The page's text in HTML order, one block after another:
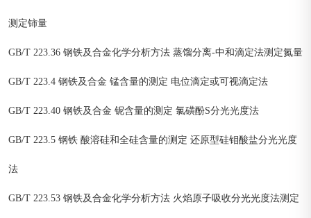
测定铈量
GB/T 223.36 钢铁及合金化学分析方法 蒸馏分离-中和滴定法测定氮量
GB/T 223.4 钢铁及合金 锰含量的测定 电位滴定或可视滴定法
GB/T 223.40 钢铁及合金 铌含量的测定 氯磺酚S分光光度法
GB/T 223.5 钢铁 酸溶硅和全硅含量的测定 还原型硅钼酸盐分光光度
法
GB/T 223.53 钢铁及合金化学分析方法 火焰原子吸收分光光度法测定